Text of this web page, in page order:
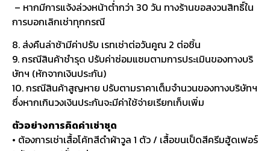
– หากมีการแจ้งล่วงหน้าต่ำกว่า 30 วัน ทางร้านขอสงวนสิทธิ์ใน
การบอกเลิกเช่าทุกกรณี
8. ส่งคืนล่าช้ามีค่าปรับ เรทเช่าต่อวันคูณ 2 ต่อชิ้น
9. กรณีสินค้าชำรุด ปรับค่าซ่อมแซมตามการประเมินของทางบริ
ษัทฯ (หักจากเงินประกัน)
10. กรณีสินค้าสูญหาย ปรับตามราคาเต็มจำนวนของทางบริษัทฯ
ซึ่งหากเกินวงเงินประกันจะมีค่าใช้จ่ายเรียกเก็บเพิ่ม
ตัวอย่างการคิดค่าเช่าชุด
• ต้องการเช่าเสื้อโค้ทสีดำผ้าวูล 1 ตัว / เสื้อขนเป็ดสีครีมฮู้ดเฟอร์